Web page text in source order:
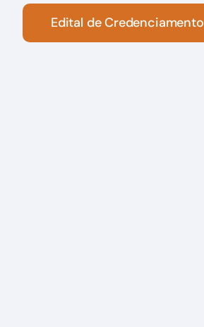
Edital de Credenciamento